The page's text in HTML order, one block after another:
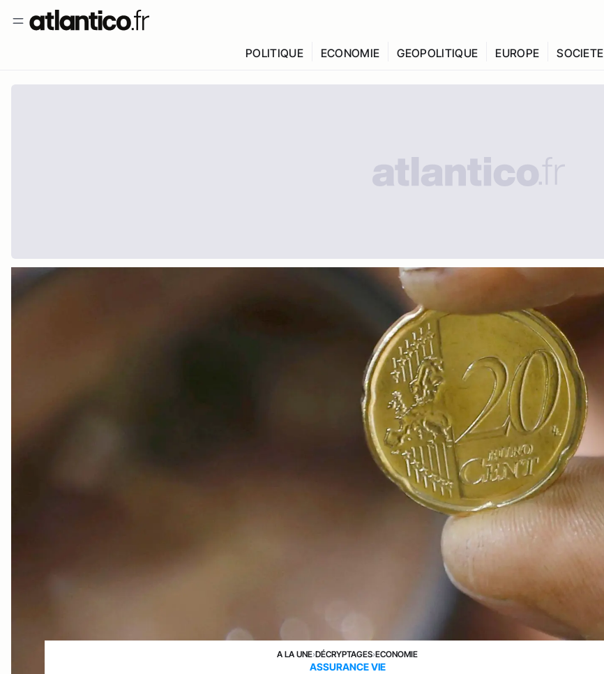
POLITIQUE ECONOMIE GEOPOLITIQUE EUROPE SOCIETE
A LA UNE›DÉCRYPTAGES›ECONOMIE
ASSURANCE VIE